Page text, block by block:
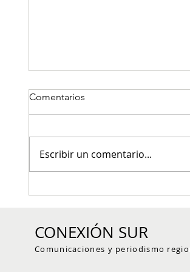
conservación voluntaria
Comentarios
Escribir un comentario...
CONEXIÓN SUR
Comunicaciones y periodismo